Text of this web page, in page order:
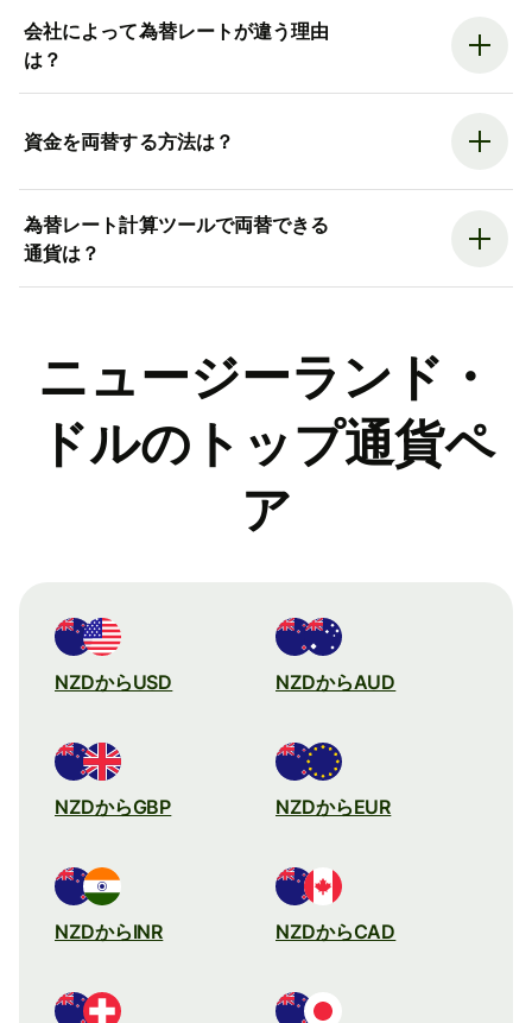
会社によって為替レートが違う理由
は？
資金を両替する方法は？
為替レート計算ツールで両替できる
通貨は？
ニュージーランド・
ドルのトップ通貨ペ
ア
NZDからUSD NZDからAUD
NZDからGBP NZDからEUR
NZDからINR NZDからCAD